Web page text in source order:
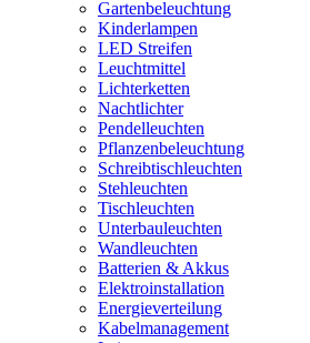
Gartenbeleuchtung
Kinderlampen
LED Streifen
Leuchtmittel
Lichterketten
Nachtlichter
Pendelleuchten
Pflanzenbeleuchtung
Schreibtischleuchten
Stehleuchten
Tischleuchten
Unterbauleuchten
Wandleuchten
Batterien & Akkus
Elektroinstallation
Energieverteilung
Kabelmanagement